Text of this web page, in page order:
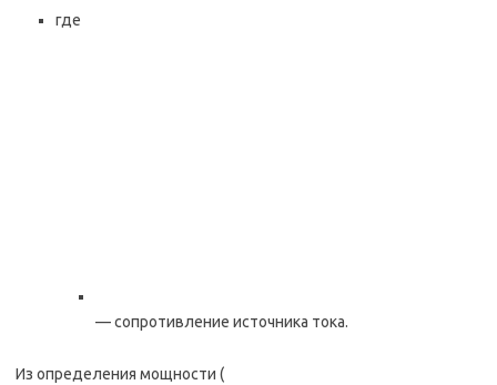
где
— сопротивление источника тока.
Из определения мощности (